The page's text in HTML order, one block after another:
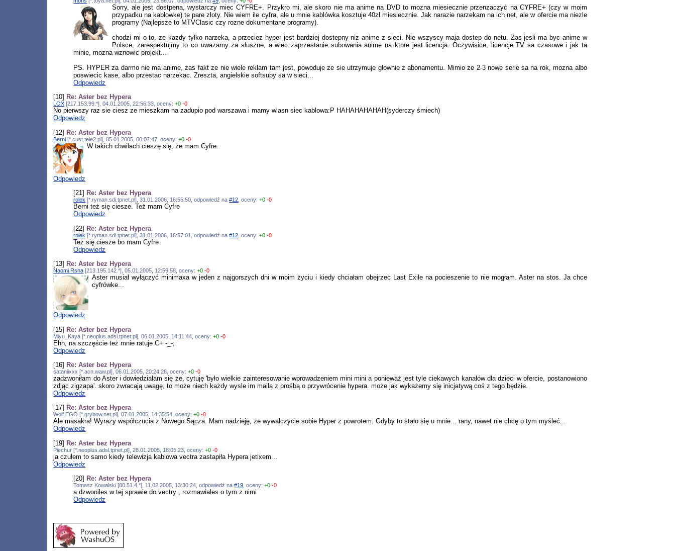
Sorry, ale jest dostpena, wystarczy miec CYFRE+. Przykro mi, ale skoro nie ma anime na DVD to mozna miesiecznie przenzaczyć na CYFRE+ (czy w moim
przypadku na kablowke) te pare złoty. Nie wiem ile cyfra, ale u mnie kablówka kosztuje 40zł miesiecznie. Jak narazie narzekam na ich net, ale w ofercie ma niezle
programy (Najlepsze to MTVClasic czy rozne dokumentane programy).
chodzi mi o to, ze kazdy tylko narzeka, a przeciez hyper jest bardziej dostepny niz anime z sieci. Nie wszyscy maja dostep do netu. Zas jesli ma byc anime w
Polsce, zarespektujmy to co uwazamy za słuszne, a wiec zaprzestanie subowania anime na ktore jest licencja. Oczywisice, licencje TV sa czasowe i jak ta
minie, mozna wznowic projekt...
PS. HYPER za darmo nie ma anime, zas fakt ze nie wiele reklam tam jest, powoduje ze sie utrzymuje glownie z abonamentu. Mimio ze 2-3 nowe serie sa na rok, mozna albo
poswiecic kase, albo przestac narzekac. Zreszta, angielskie softsuby sa w sieci...
Odpowiedz
[10] Re: Aster bez Hypera
LOX [217.153.99.*], 04.01.2005, 22:56:33, oceny:+0 -0
No pierwszy raz sie ciesz ze mieszkam na zadupio pod warszawa i mamy wlasn siec kablowa:P HAHAHAHAHAH(syderczy śmiech)
Odpowiedz
[12] Re: Aster bez Hypera
Berni [*.cust.tele2.pl], 05.01.2005, 00:07:47, oceny:+0 -0
W takich chwilach cieszę się, że mam Cyfre.
Odpowiedz
[21] Re: Aster bez Hypera
rolek [*.ryman.sdi.tpnet.pl], 31.01.2006, 16:55:50, odpowiedź na#12 , oceny:+0 -0
Berni też się ciesze. Też mam Cyfre
Odpowiedz
[22] Re: Aster bez Hypera
rolek [*.ryman.sdi.tpnet.pl], 31.01.2006, 16:57:01, odpowiedź na#12 , oceny:+0 -0
Też się ciesze bo mam Cyfre
Odpowiedz
[13] Re: Aster bez Hypera
Naomi Rsha [213.195.142.*], 05.01.2005, 12:59:58, oceny:+0 -0
Aster musiał wyłączyć minimaxa w jeden z najgorszych dni w moim życiu i kiedy chciałam obejrzec Last Exile na pocieszenie to nie mogłam. Aster na stos. Ja chce
cyfrówke...
Odpowiedz
[15] Re: Aster bez Hypera
Miyu_Kaya [*.neoplus.adsl.tpnet.pl], 06.01.2005, 14:11:44, oceny:+0 -0
Ehh, na szczęście też mnie ratuje C+ -_-;
Odpowiedz
[16] Re: Aster bez Hypera
sataniixxx [*.acn.waw.pl], 06.01.2005, 20:24:28, oceny:+0 -0
zadzwoniłam do Aster i dowiedziałam się że, cytuję 'było wielkie zainteresowanie wprowadzeniem mini mini a ponieważ jest tyle ciekawych kanałów dla dzieci w ofercie, postanowiono
zdjąc zigzapa'. skoro zwracają uwagę, to może niech każdy wysle im maila z prośbą o przywrócenie hypera. może jak wykażemy się inicjatywą coś z tego będzie.
Odpowiedz
[17] Re: Aster bez Hypera
Wolf EGO [*.grybow.net.pl], 07.01.2005, 14:35:54, oceny:+0 -0
Ale masakra! Wyrazy współczucia z Nowego Sącza. Mam nadzieję, że wywalczycie sobie Hyper z powrotem. Gdyby to stało się u mnie... rany, nawet nie chcę o tym myśleć...
Odpowiedz
[19] Re: Aster bez Hypera
Piechur [*.neoplus.adsl.tpnet.pl], 28.01.2005, 18:05:23, oceny:+0 -0
ja czułem to samo kiedy telewizja kablowa vectra zastapiła Hypera jetixem...
Odpowiedz
[20] Re: Aster bez Hypera
Tomasz Kowalski [80.51.4.*], 11.02.2005, 13:30:24, odpowiedź na#19 , oceny:+0 -0
a dzwoniles w tej sprawie do vectry , rozmawiales o tym z nimi
Odpowiedz